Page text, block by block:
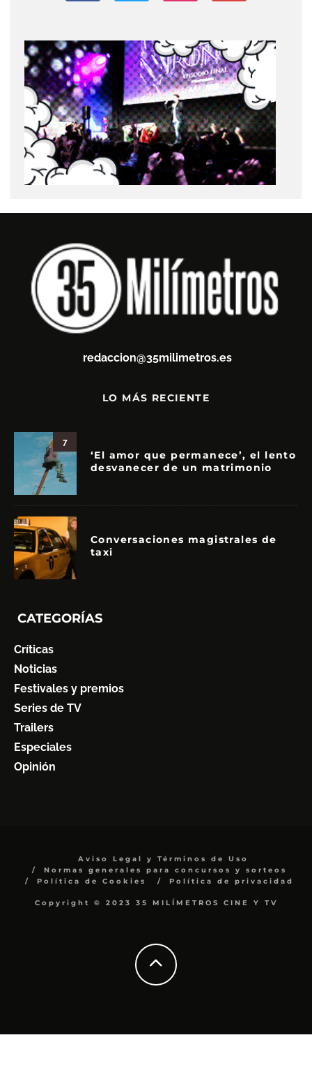
redaccion@35milimetros.es
LO MÁS RECIENTE
7
‘El amor que permanece’, el lento
desvanecer de un matrimonio
Conversaciones magistrales de
taxi
CATEGORÍAS
Críticas
Noticias
Festivales y premios
Series de TV
Trailers
Especiales
Opinión
Aviso Legal y Términos de Uso
Normas generales para concursos y sorteos
Política de Cookies
Política de privacidad
Copyright © 2023 35 MILÍMETROS CINE Y TV